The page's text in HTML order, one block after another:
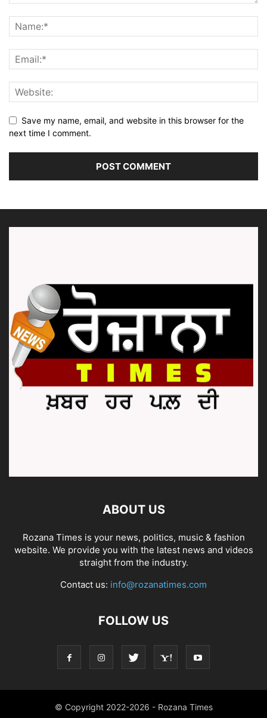
Save my name, email, and website in this browser for the
next time I comment.
ABOUT US
Rozana Times is your news, politics, music & fashion
website. We provide you with the latest news and videos
straight from the industry.
Contact us: info@rozanatimes.com
FOLLOW US
© Copyright 2022-2026 - Rozana Times